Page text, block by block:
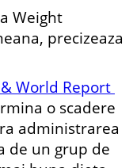
Weight
precizeaza
World Report
o scadere
administrarea
de un grup de